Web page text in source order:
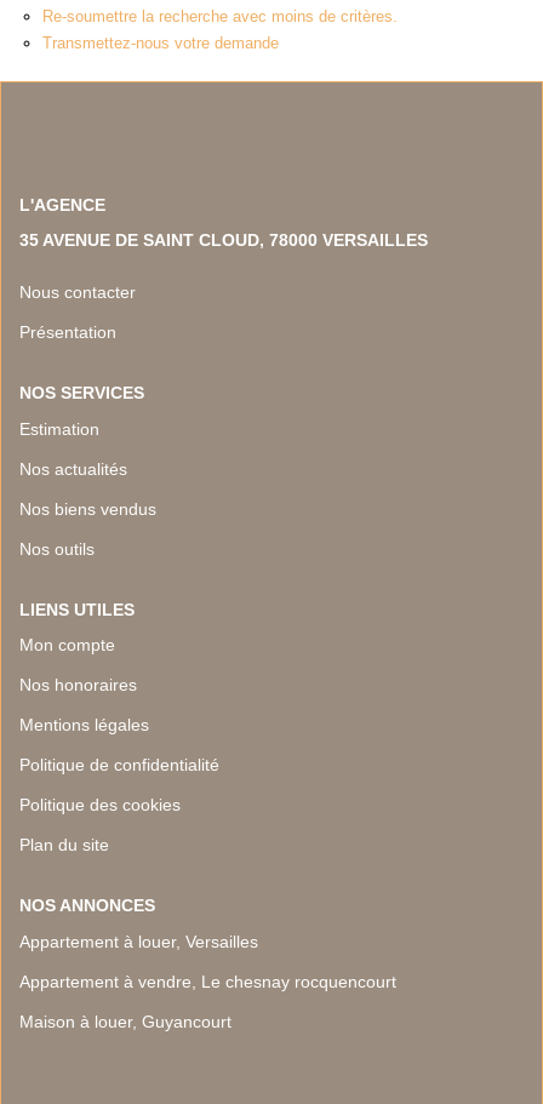
NOS TEMOIGNAGES
Re-soumettre la recherche avec moins de critères.
Transmettez-nous votre demande
L'AGENCE
35 AVENUE DE SAINT CLOUD, 78000 VERSAILLES
Nous contacter
Présentation
NOS SERVICES
Estimation
Nos actualités
Nos biens vendus
Nos outils
LIENS UTILES
Mon compte
Nos honoraires
Mentions légales
Politique de confidentialité
Politique des cookies
Plan du site
NOS ANNONCES
Appartement à louer, Versailles
Appartement à vendre, Le chesnay rocquencourt
Maison à louer, Guyancourt